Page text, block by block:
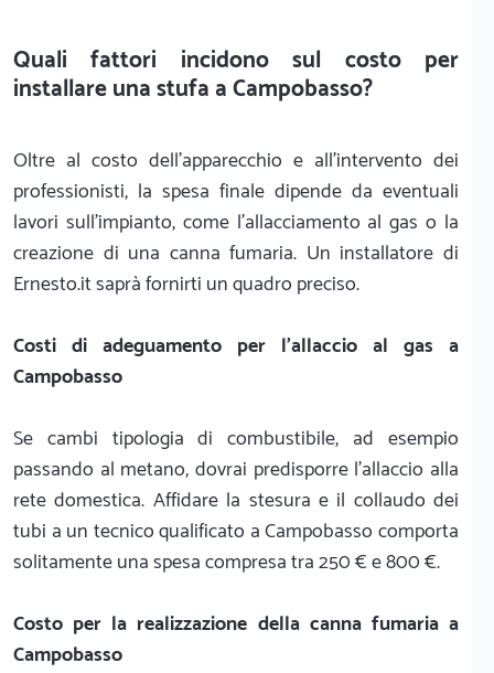
Quali fattori incidono sul costo per
installare una stufa a Campobasso?
Oltre al costo dell'apparecchio e all'intervento dei
professionisti, la spesa finale dipende da eventuali
lavori sull'impianto, come l'allacciamento al gas o la
creazione di una canna fumaria. Un installatore di
Ernesto.it saprà fornirti un quadro preciso.
Costi di adeguamento per l'allaccio al gas a
Campobasso
Se cambi tipologia di combustibile, ad esempio
passando al metano, dovrai predisporre l'allaccio alla
rete domestica. Affidare la stesura e il collaudo dei
tubi a un tecnico qualificato a Campobasso comporta
solitamente una spesa compresa tra 250 € e 800 €.
Costo per la realizzazione della canna fumaria a
Campobasso